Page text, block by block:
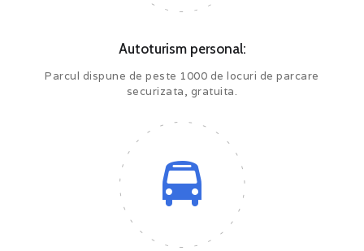
Autoturism personal:
Parcul dispune de peste 1000 de locuri de parcare
securizata, gratuita.